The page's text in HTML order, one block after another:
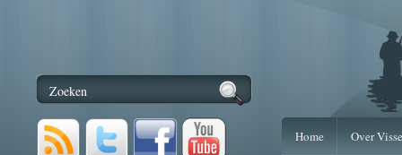
Home Over